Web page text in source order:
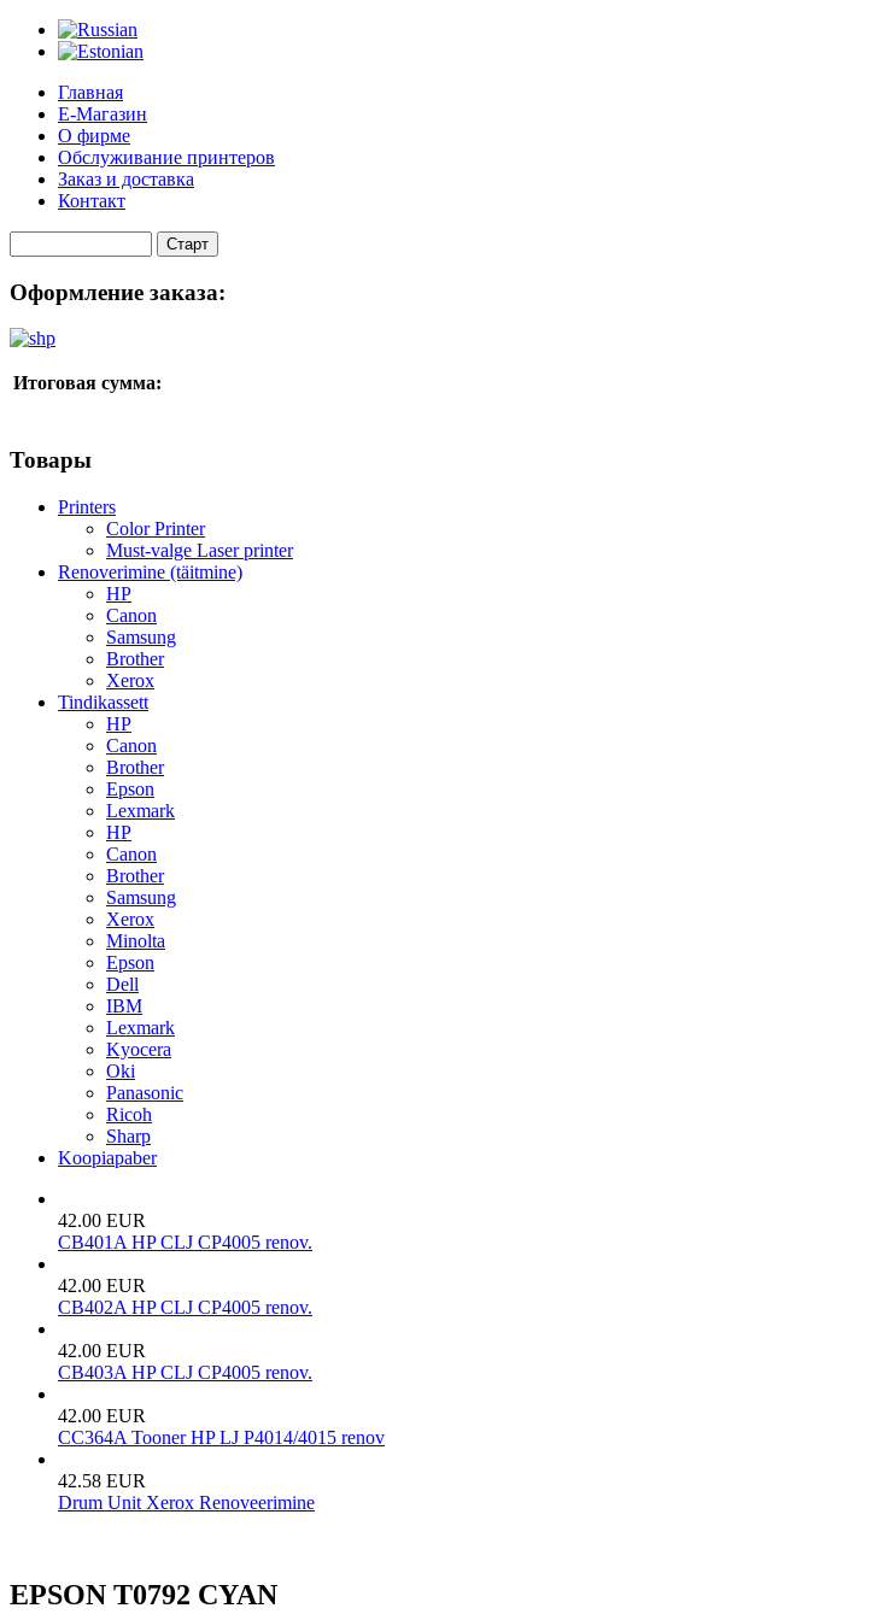
Главная
Е-Магазин
О фирме
Обслуживание принтеров
Заказ и доставка
Контакт
Оформление заказа:
Итоговая сумма:
Товары
Printers
Color Printer
Must-valge Laser printer
Renoverimine (täitmine)
HP
Canon
Samsung
Brother
Xerox
Tindikassett
HP
Canon
Brother
Epson
Lexmark
HP
Canon
Brother
Samsung
Xerox
Minolta
Epson
Dell
IBM
Lexmark
Kyocera
Oki
Panasonic
Ricoh
Sharp
Koopiapaber
42.00 EUR
CB401A HP CLJ CP4005 renov.
42.00 EUR
CB402A HP CLJ CP4005 renov.
42.00 EUR
CB403A HP CLJ CP4005 renov.
42.00 EUR
CC364A Tooner HP LJ P4014/4015 renov
42.58 EUR
Drum Unit Xerox Renoveerimine
EPSON T0792 CYAN